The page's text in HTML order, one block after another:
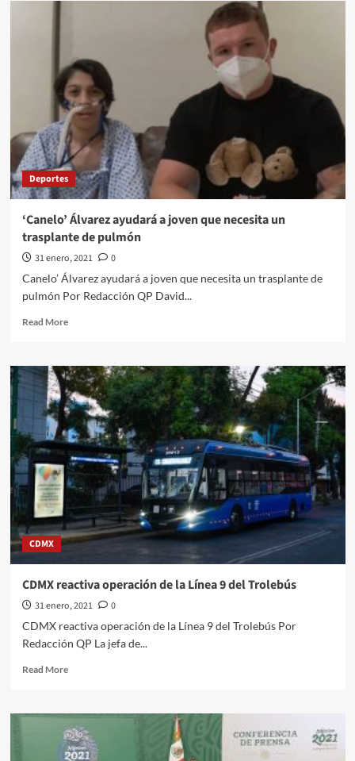
Deportes
‘Canelo’ Álvarez ayudará a joven que necesita un
trasplante de pulmón
31 enero, 2021
0
Canelo’ Álvarez ayudará a joven que necesita un trasplante de
pulmón Por Redacción QP David...
Read MoreRead
‘Canelo’
Álvarez
ayudará
a
joven
que
necesita
un
trasplante
pulmón
CDMX
CDMX reactiva operación de la Línea 9 del Trolebús
31 enero, 2021
0
CDMX reactiva operación de la Línea 9 del Trolebús Por
Redacción QP La jefa de...
Read MoreRead
CDMX
reactiva
operación
de